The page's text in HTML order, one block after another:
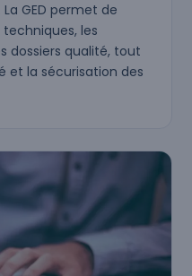
GED permet de
les
dossiers qualité, tout
et la sécurisation des